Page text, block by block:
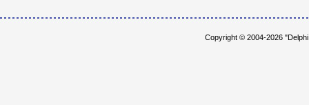
Copyright © 2004-2026